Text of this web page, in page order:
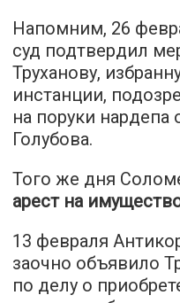
Напомним, 26
суд подтвердил
Труханову,
инстанции,
на поруки
Голубова.
Того же дня
арест на
13 февраля
заочно объявило
по делу о